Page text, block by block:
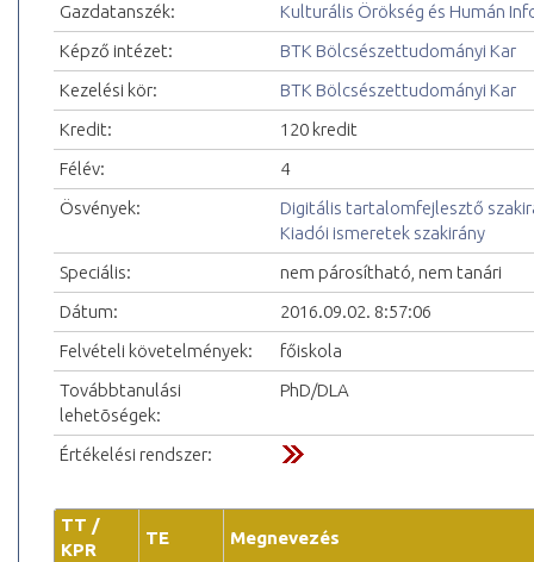
Gazdatanszék:
Kulturális Örökség és Humán
Képző intézet:
BTK Bölcsészettudományi Kar
Kezelési kör:
BTK Bölcsészettudományi Kar
Kredit:
120 kredit
Félév:
4
Ösvények:
Digitális tartalomfejlesztő
Kiadói ismeretek szakirány
Speciális:
nem párosítható, nem tanári
Dátum:
2016.09.02. 8:57:06
Felvételi követelmények:
főiskola
Továbbtanulási
lehetõségek:
PhD/DLA
Értékelési rendszer:
TT /
KPR
TE Megnevezés